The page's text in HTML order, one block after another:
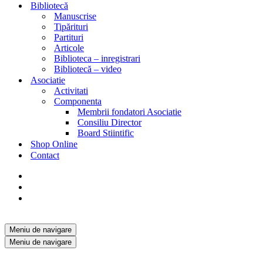
Bibliotecă
Manuscrise
Tipărituri
Partituri
Articole
Biblioteca – inregistrari
Bibliotecă – video
Asociatie
Activitati
Componenta
Membrii fondatori Asociatie
Consiliu Director
Board Stiintific
Shop Online
Contact
Meniu de navigare
Meniu de navigare